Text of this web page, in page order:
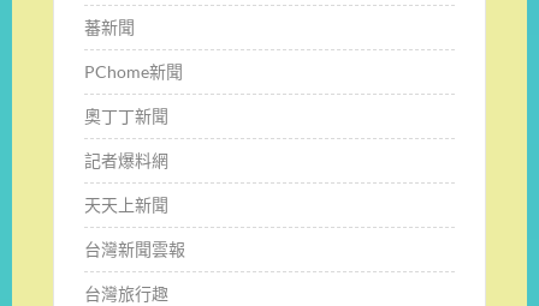
蕃新聞
PChome新聞
奧丁丁新聞
記者爆料網
天天上新聞
台灣新聞雲報
台灣旅行趣